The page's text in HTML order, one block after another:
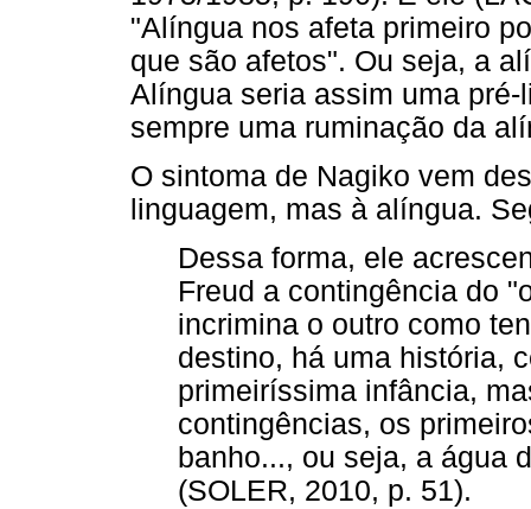
"Alíngua nos afeta primeiro
que são afetos". Ou seja, a
Alíngua seria assim uma
sempre uma ruminação da
O sintoma de Nagiko vem
linguagem, mas à alíngua.
Dessa forma, ele
Freud a contingência do
incrimina o outro como
destino, há uma história,
primeiríssima infância,
contingências, os
banho..., ou seja, a água
(SOLER, 2010, p. 51).